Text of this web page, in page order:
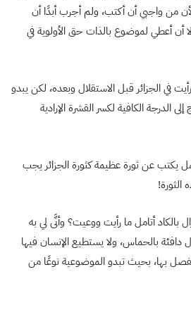
من واجبي أن أكتب، ولم أجرب أبدًا أن
أعطي لموضوع بالذات حق الأولوية في
في الجزائر قبل الاستقلال وبعده، لكن يبدو
الدرجة الكافية لكسر القشرة الإرادية
يكتب عن ثورة عظيمة كثورة الجزائر يجب
بالكاد أتامل ما رأيت ووعيت؟ وأنَّى لي به
دافئة بالحماس، ولا يستطيع الإنسان فيها
بها، بحيث تبدو الموضوعية نوعًا من